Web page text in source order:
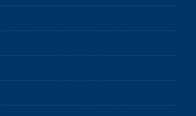
foto muwada’ah ke-36